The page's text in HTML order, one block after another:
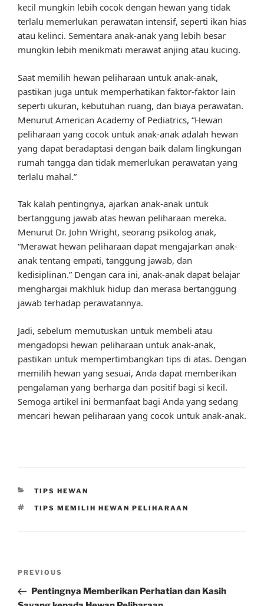
kecil mungkin lebih cocok dengan hewan yang tidak
terlalu memerlukan perawatan intensif, seperti ikan hias
atau kelinci. Sementara anak-anak yang lebih besar
mungkin lebih menikmati merawat anjing atau kucing.
Saat memilih hewan peliharaan untuk anak-anak,
pastikan juga untuk memperhatikan faktor-faktor lain
seperti ukuran, kebutuhan ruang, dan biaya perawatan.
Menurut American Academy of Pediatrics, “Hewan
peliharaan yang cocok untuk anak-anak adalah hewan
yang dapat beradaptasi dengan baik dalam lingkungan
rumah tangga dan tidak memerlukan perawatan yang
terlalu mahal.”
Tak kalah pentingnya, ajarkan anak-anak untuk
bertanggung jawab atas hewan peliharaan mereka.
Menurut Dr. John Wright, seorang psikolog anak,
“Merawat hewan peliharaan dapat mengajarkan anak-
anak tentang empati, tanggung jawab, dan
kedisiplinan.” Dengan cara ini, anak-anak dapat belajar
menghargai makhluk hidup dan merasa bertanggung
jawab terhadap perawatannya.
Jadi, sebelum memutuskan untuk membeli atau
mengadopsi hewan peliharaan untuk anak-anak,
pastikan untuk mempertimbangkan tips di atas. Dengan
memilih hewan yang sesuai, Anda dapat memberikan
pengalaman yang berharga dan positif bagi si kecil.
Semoga artikel ini bermanfaat bagi Anda yang sedang
mencari hewan peliharaan yang cocok untuk anak-anak.
CATEGORIES
TIPS HEWAN
TAGS
TIPS MEMILIH HEWAN PELIHARAAN
Previous
Post
PREVIOUS
Pentingnya Memberikan Perhatian dan Kasih